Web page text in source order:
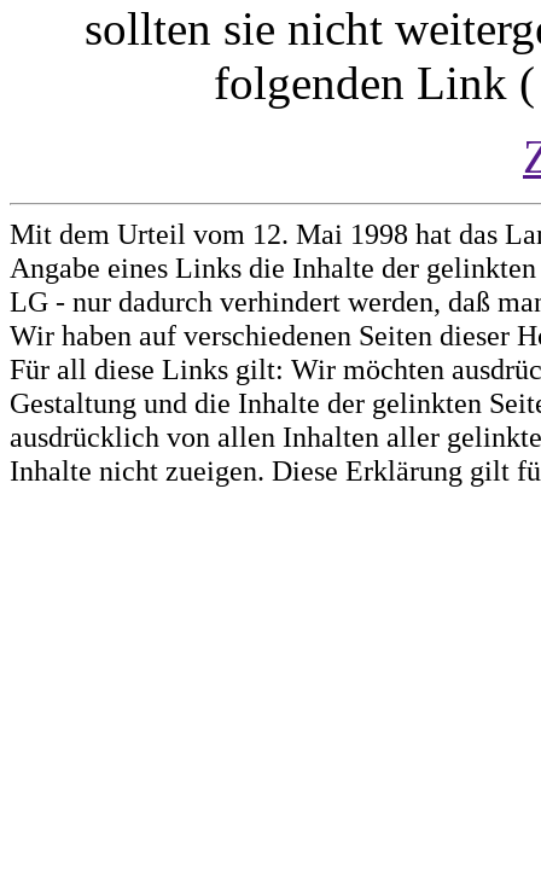
sollten sie nicht
folgenden Link
Mit dem Urteil vom 12. Mai 1998 hat das
Angabe eines Links die Inhalte der
LG - nur dadurch verhindert werden, daß
Wir haben auf verschiedenen Seiten dieser
Für all diese Links gilt: Wir möchten
Gestaltung und die Inhalte der gelinkten
ausdrücklich von allen Inhalten aller
Inhalte nicht zueigen. Diese Erklärung gilt